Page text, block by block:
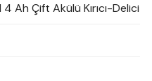
Ah Çift Akülü Kırıcı-Delici